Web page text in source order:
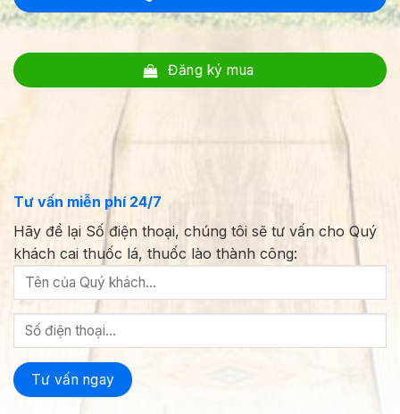
Đăng ký mua
Tư vấn miễn phí 24/7
Hãy để lại Số điện thoại, chúng tôi sẽ tư vấn cho Quý
khách cai thuốc lá, thuốc lào thành công: